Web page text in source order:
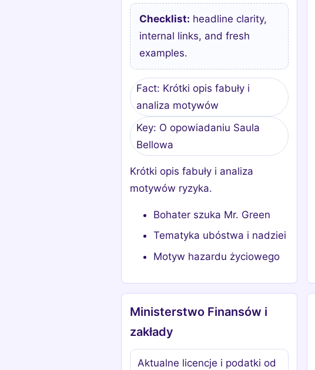
Checklist: headline clarity,
internal links, and fresh
examples.
Fact: Krótki opis fabuły i
analiza motywów
Key: O opowiadaniu Saula
Bellowa
Krótki opis fabuły i analiza
motywów ryzyka.
Bohater szuka Mr. Green
Tematyka ubóstwa i nadziei
Motyw hazardu życiowego
Ministerstwo Finansów i
zakłady
Aktualne licencje i podatki od